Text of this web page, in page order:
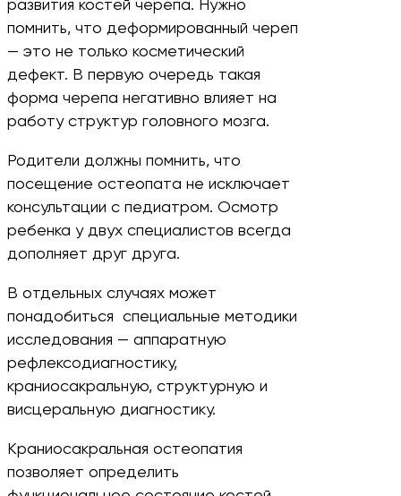
развития костей черепа. Нужно
помнить, что деформированный череп
— это не только косметический
дефект. В первую очередь такая
форма черепа негативно влияет на
работу структур головного мозга.
Родители должны помнить, что
посещение остеопата не исключает
консультации с педиатром. Осмотр
ребенка у двух специалистов всегда
дополняет друг друга.
В отдельных случаях может
понадобиться специальные методики
исследования — аппаратную
рефлексодиагностику,
краниосакральную, структурную и
висцеральную диагностику.
Краниосакральная остеопатия
позволяет определить